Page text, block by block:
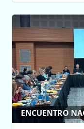
ENCUENTRO